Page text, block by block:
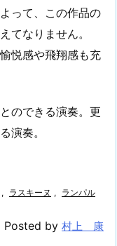
って、この作品の
てなりません。
悦感や飛翔感も充
のできる演奏。更
演奏。
, ラスキーヌ , ランパル
Posted by 村上 康